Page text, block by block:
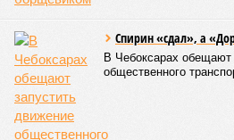
Спирин «сдал», а
В Чебоксарах обещают
общественного